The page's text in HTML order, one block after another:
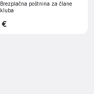
Brezplačna poštnina za člane
kluba
€